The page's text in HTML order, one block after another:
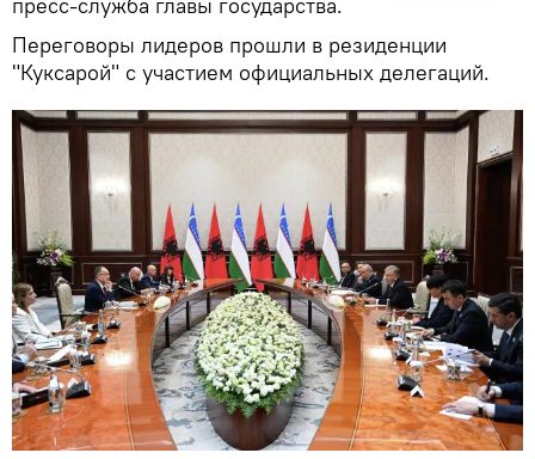
Переговоры лидеров прошли в резиденции
"Куксарой" с участием официальных делегаций.